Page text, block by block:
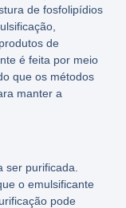
de fosfolipídios
de
é feita por meio
que os métodos
manter a
ser purificada.
o emulsificante
pode